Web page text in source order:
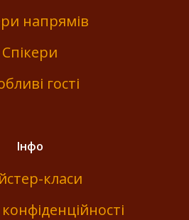
напрямів
Спікери
гості
Інфо
класи